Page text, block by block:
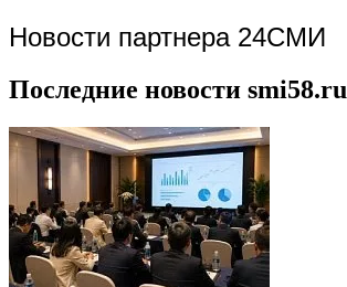
Новости партнера 24СМИ
Последние новости smi58.ru